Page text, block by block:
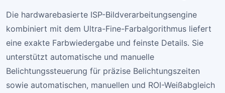
Die hardwarebasierte ISP-Bildverarbeitungsengine
kombiniert mit dem Ultra-Fine-Farbalgorithmus liefert
eine exakte Farbwiedergabe und feinste Details. Sie
unterstützt automatische und manuelle
Belichtungssteuerung für präzise Belichtungszeiten
sowie automatischen, manuellen und ROI-Weißabgleich